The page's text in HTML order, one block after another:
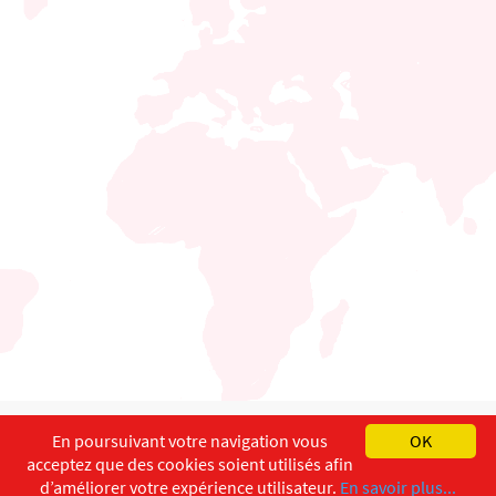
English Français
Copyright ©ISEC-AdW Impressum
OK
En poursuivant votre navigation vous
acceptez que des cookies soient utilisés afin
d’améliorer votre expérience utilisateur. En savoir plus...